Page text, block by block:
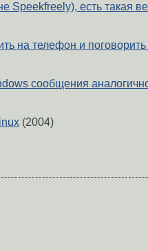
Speekfreely), есть такая
на телефон и поговорить
сообщения
(2004)